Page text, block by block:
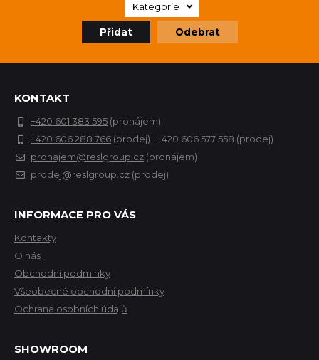
Kategorie
Přidat Odebrat
KONTAKT
+420 601 383 595 (pronájem)
+420 606 288 766 (prodej) +420 606 577 558 (prodej)
pronajem@reslgroup.cz (pronájem)
prodej@reslgroup.cz (prodej)
INFORMACE PRO VÁS
Kontakty
O nás
Obchodní podmínky
Všeobecné obchodní podmínky
Ochrana osobních údajů
SHOWROOM